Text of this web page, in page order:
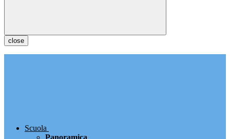
close
Scuola